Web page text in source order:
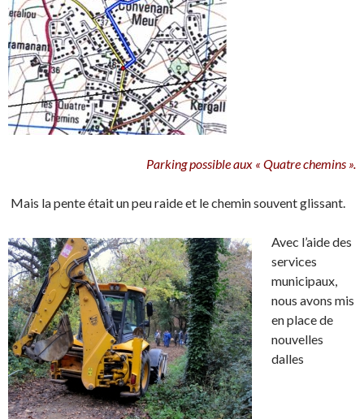
Parking possible aux « Quatre chemins ».
Mais la pente était un peu raide et le chemin souvent glissant.
Avec l’aide des
services
municipaux,
nous avons mis
en place de
nouvelles
dalles